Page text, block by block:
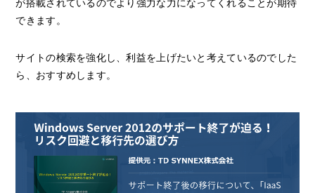
が搭載されているのでより強力な力になってくれることが期待
できます。
サイトの検索を強化し、利益を上げたいと考えているのでした
ら、おすすめします。